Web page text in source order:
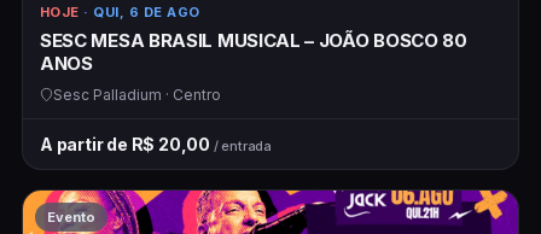
HOJE · QUI, 6 DE AGO
SESC MESA BRASIL MUSICAL – JOÃO BOSCO 80
ANOS
Sesc Palladium · Centro
A partir de R$ 20,00 / entrada
Evento